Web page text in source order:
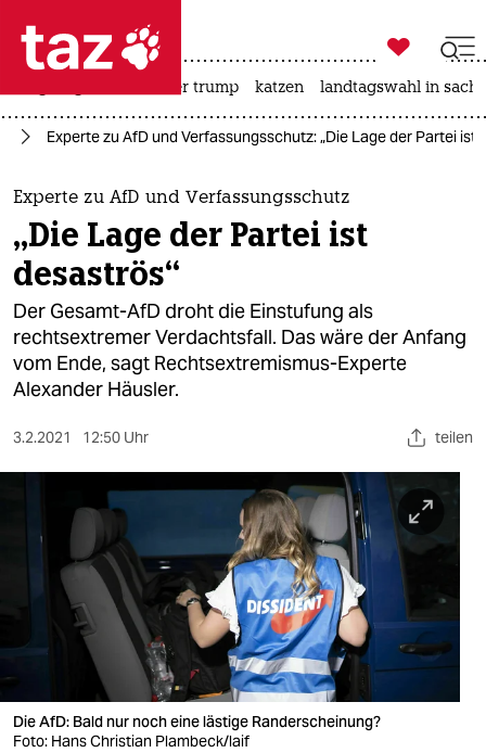
 taz zahl ich
taz zahl ich
themen
politik
öko
gesellschaft
kultur
sport
nord
wahrheit
veranstaltungen

taz zahl ich
usa unter trump katzen landtagswahl in
Experte zu AfD und Verfassungsschutz: „Die Lage der Partei ist
Experte zu AfD und Verfassungsschutz
„Die Lage der Partei ist
desaströs“
Der Gesamt-AfD droht die Einstufung als
rechtsextremer Verdachtsfall. Das wäre der Anfang
vom Ende, sagt Rechtsextremismus-Experte
Alexander Häusler.
3.2.2021 12:50 Uhr teilen
Die AfD: Bald nur noch eine lästige Randerscheinung?
Foto: Hans Christian Plambeck/laif